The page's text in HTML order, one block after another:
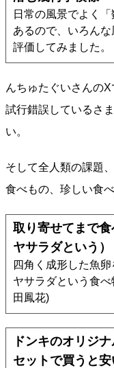
日常の風景でよく
あるので、いろん
評価してみました
んちゅたぐいさんの
試行錯誤しているさ
い。
そして全人類の課題
食べもの、珍しい食べ
取り寄せてまで
ヤサラダという）
四角く成形した魚
ヤサラダという食
田鳳花)
ドンキのオリジ
セットで買うと